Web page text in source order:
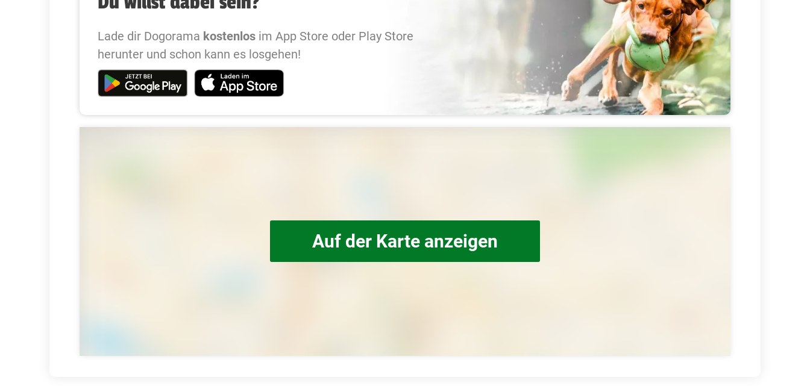
Lade dir Dogorama kostenlos im App Store oder Play Store
herunter und schon kann es losgehen!
Auf der Karte anzeigen